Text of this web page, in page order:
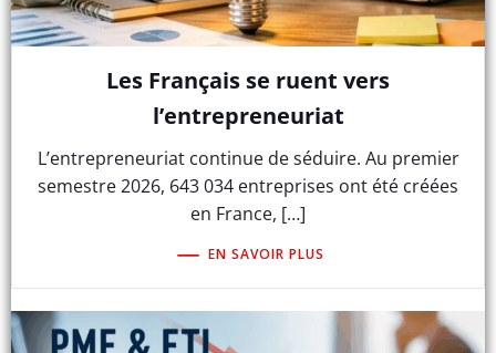
Les Français se ruent vers
l’entrepreneuriat
L’entrepreneuriat continue de séduire. Au premier
semestre 2026, 643 034 entreprises ont été créées
en France, […]
EN SAVOIR PLUS